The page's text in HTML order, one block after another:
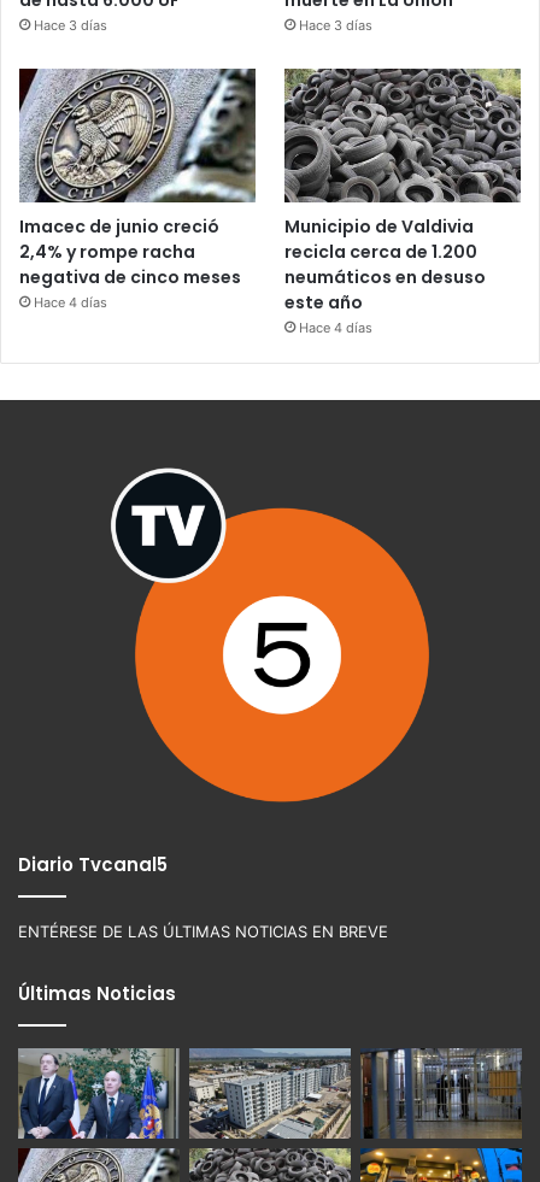
Hace 3 días Hace 3 días
Imacec de junio creció
2,4% y rompe racha
negativa de cinco meses
Hace 4 días
Municipio de Valdivia
recicla cerca de 1.200
neumáticos en desuso
este año
Hace 4 días
Diario Tvcanal5
ENTÉRESE DE LAS ÚLTIMAS NOTICIAS EN BREVE
Últimas Noticias